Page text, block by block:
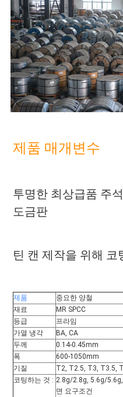
이
트
맵
개
보
정
제품 매개변수
투명한 최상급품 주
도금판
틴 캔 제작을 위해 코
제품
중요한 양철
재료
MR SPCC
등급
프라임
가열 냉각
BA, CA
두께
0.14-0.45mm
폭
600-1050mm
기질
T2, T2.5, T3, T3.5,
코팅하는 것 : 2.8g/2.8g, 5.6g/
면 요구조건